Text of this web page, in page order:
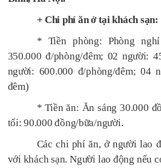
+ Chi phí ăn ở tại khách sạn:
* Tiền phòng: Phòng
350.000 đ/phòng/đêm; 02 người:
người: 600.000 đ/phòng/đêm; 04
đêm)
* Tiền ăn: Ăn sáng 30.000
tối:90.000 đồng/bữa/người.
Các chi phí ăn, ở người lao
với khách sạn. Người lao động nếu